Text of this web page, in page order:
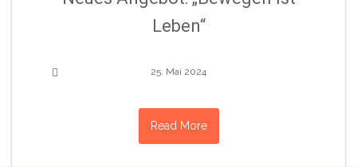
Leben“
25. Mai 2024
Read More